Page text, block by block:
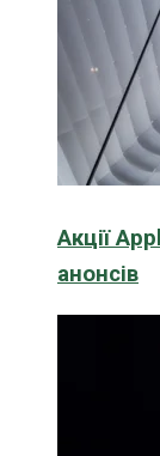
Акції
анонсів